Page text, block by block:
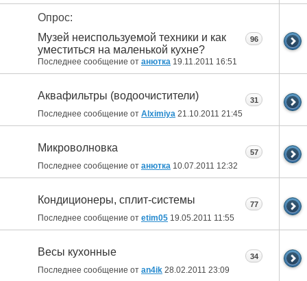
Опрос:
Музей неиспользуемой техники и как
уместиться на маленькой кухне?
Последнее сообщение от анютка 19.11.2011 16:51
96
Аквафильтры (водоочистители)
Последнее сообщение от Alximiya 21.10.2011 21:45
31
Микроволновка
Последнее сообщение от анютка 10.07.2011 12:32
57
Кондиционеры, сплит-системы
Последнее сообщение от etim05 19.05.2011 11:55
77
Весы кухонные
Последнее сообщение от an4ik 28.02.2011 23:09
34